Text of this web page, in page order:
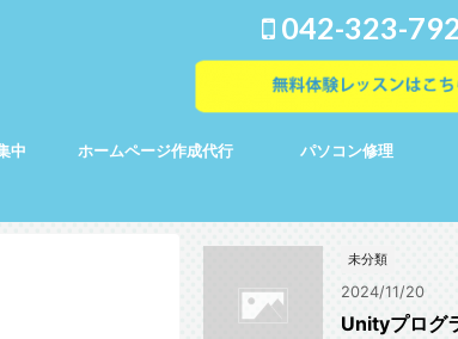
042-323-
中 ホームページ作成代行 パソコン修理
未分類
2024/11/20
Unityプログ